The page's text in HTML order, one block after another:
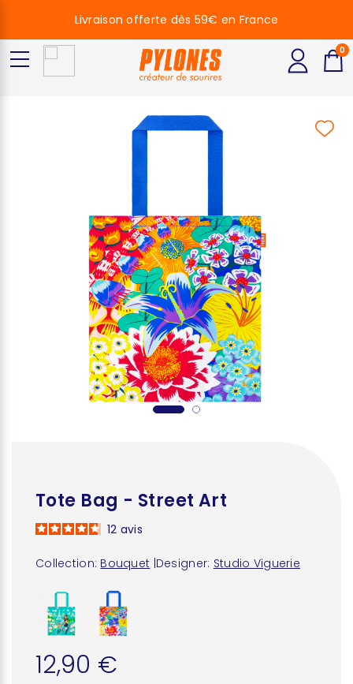
Tote Bag - Street Art
Collection: Bouquet Designer: Studio Viguerie
12 avis
12,90 €
Livraison offerte dès 59€ en France
0